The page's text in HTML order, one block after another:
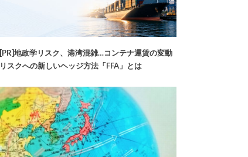
[PR]地政学リスク、港湾混雑…コンテナ運賃の変動
リスクへの新しいヘッジ方法「FFA」とは